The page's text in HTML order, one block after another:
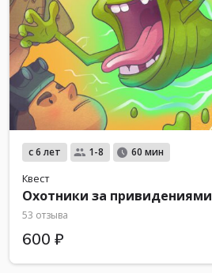
с 6 лет 1-8 60 мин
Квест
Охотники за привидениями
53 отзыва
600 ₽